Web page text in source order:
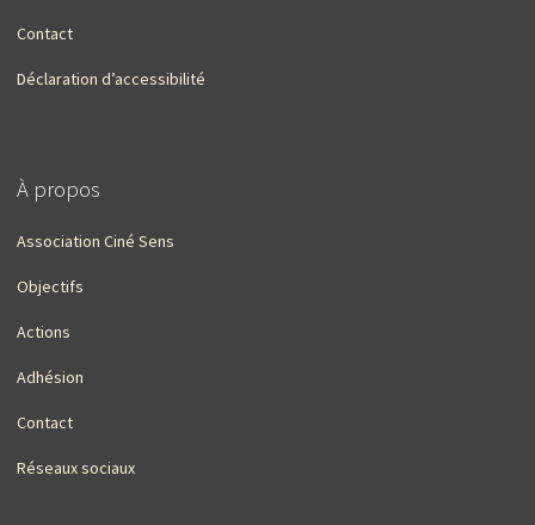
Contact
Déclaration d’accessibilité
À propos
Association Ciné Sens
Objectifs
Actions
Adhésion
Contact
Réseaux sociaux